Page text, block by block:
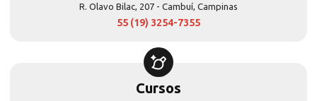
R. Olavo Bilac, 207 - Cambuí, Campinas
55 (19) 3254-7355
Cursos